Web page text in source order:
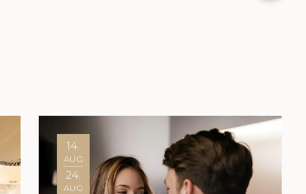
14.
AUG
24.
AUG